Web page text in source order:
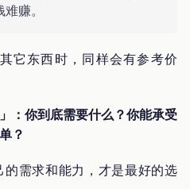
赚。
它东西时，同样会有参考价
：你到底需要什么？你能承受
？
需求和能力，才是最好的选